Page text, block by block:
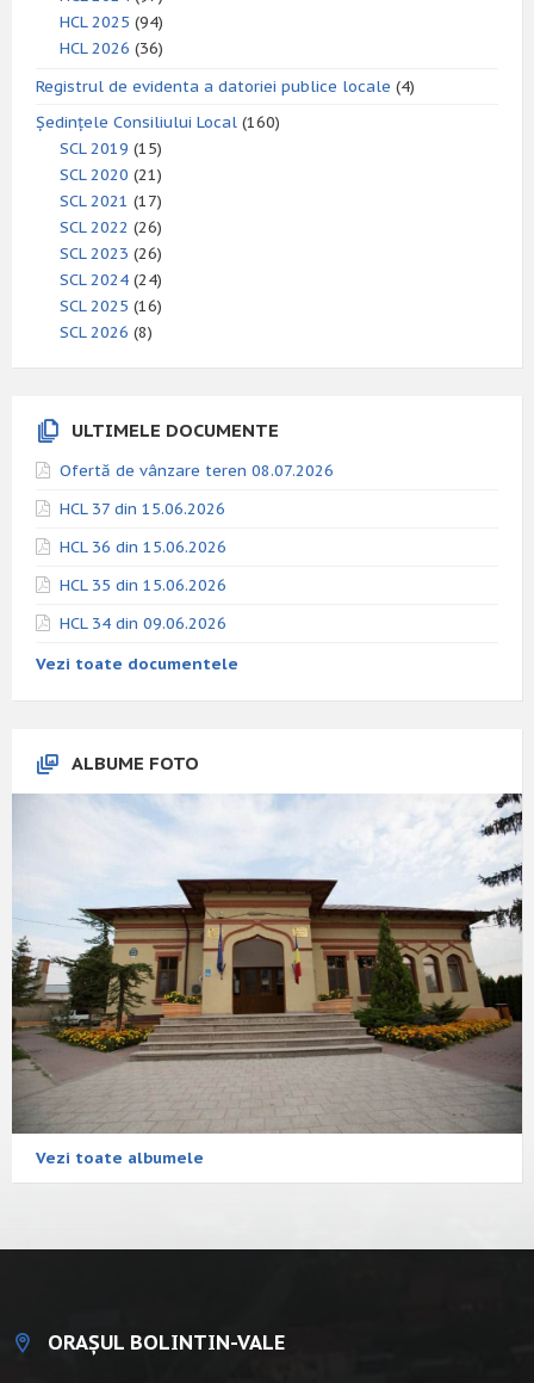
HCL 2025 (94)
HCL 2026 (36)
Registrul de evidenta a datoriei publice locale (4)
Ședințele Consiliului Local (160)
SCL 2019 (15)
SCL 2020 (21)
SCL 2021 (17)
SCL 2022 (26)
SCL 2023 (26)
SCL 2024 (24)
SCL 2025 (16)
SCL 2026 (8)
ULTIMELE DOCUMENTE
Ofertă de vânzare teren 08.07.2026
HCL 37 din 15.06.2026
HCL 36 din 15.06.2026
HCL 35 din 15.06.2026
HCL 34 din 09.06.2026
Vezi toate documentele
ALBUME FOTO
Vezi toate albumele
ORAȘUL BOLINTIN-VALE